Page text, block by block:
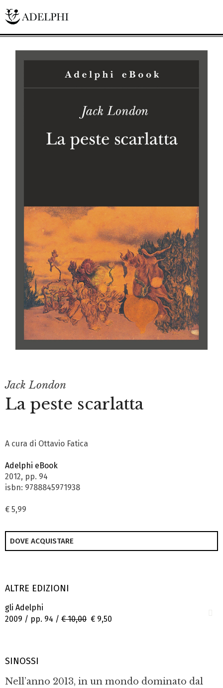
Jack London
La peste scarlatta
A cura di Ottavio Fatica
Adelphi eBook
2012, pp. 94
isbn: 9788845971938
€ 5,99
DOVE ACQUISTARE
ALTRE EDIZIONI
gli Adelphi
2009 / pp. 94 / € 10,00 € 9,50
SINOSSI
Nell’anno 2013, in un mondo dominato dal